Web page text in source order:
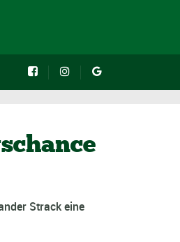
Strack eine